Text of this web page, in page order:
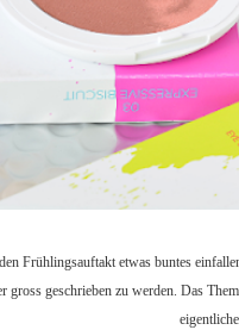
Frühlingsauftakt etwas buntes
gross geschrieben zu werden. Das